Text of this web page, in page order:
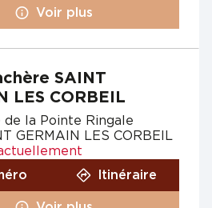
Voir plus
SAINT
LES CORBEIL
de la Pointe Ringale
GERMAIN LES CORBEIL
Itinéraire